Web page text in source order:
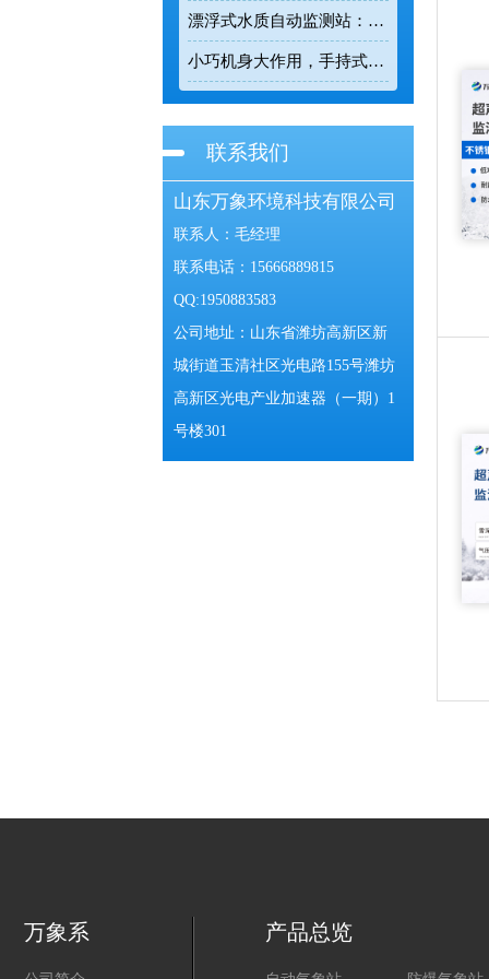
漂浮式水质自动监测站：漂浮式监测让水质变化有据可查
小巧机身大作用，手持式电波流速仪让河道流速监测精准可控
联系我们
山东万象环境科技有限公司
联系人：毛经理
联系电话：15666889815
QQ:1950883583
公司地址：山东省潍坊高新区新
城街道玉清社区光电路155号潍坊
高新区光电产业加速器（一期）1
号楼301
万象系 产品总览